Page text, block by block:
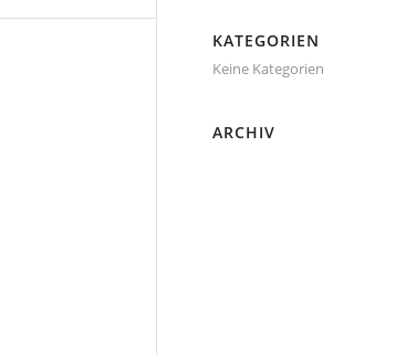
KATEGORIEN
Keine Kategorien
ARCHIV